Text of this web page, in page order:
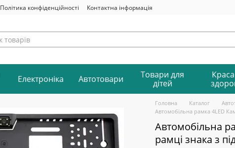
Політика конфіденційності Контактна інформація
Електроніка Автотовари
Товари для
дітей
Головна Каталог
Автомобільна рамка 4LED
Автомобільна
рамці знака з